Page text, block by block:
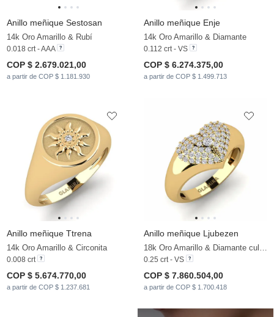
Anillo meñique Sestosan
14k Oro Amarillo & Rubí
0.018 crt - AAA
COP $ 2.679.021,00
a partir de COP $ 1.181.930
Anillo meñique Enje
14k Oro Amarillo & Diamante
0.112 crt - VS
COP $ 6.274.375,00
a partir de COP $ 1.499.713
Anillo meñique Ttrena
14k Oro Amarillo & Circonita
0.008 crt
COP $ 5.674.770,00
a partir de COP $ 1.237.681
Anillo meñique Ljubezen
0.25 crt - VS
COP $ 7.860.504,00
a partir de COP $ 1.700.418